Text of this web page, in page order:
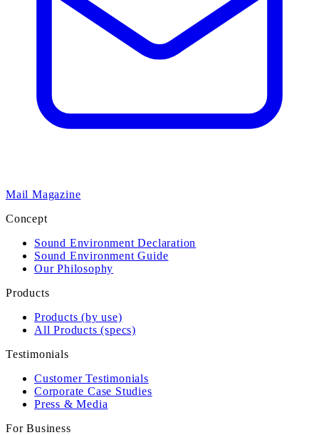
Mail Magazine
Concept
Sound Environment Declaration
Sound Environment Guide
Our Philosophy
Products
Products (by use)
All Products (specs)
Testimonials
Customer Testimonials
Corporate Case Studies
Press & Media
For Business